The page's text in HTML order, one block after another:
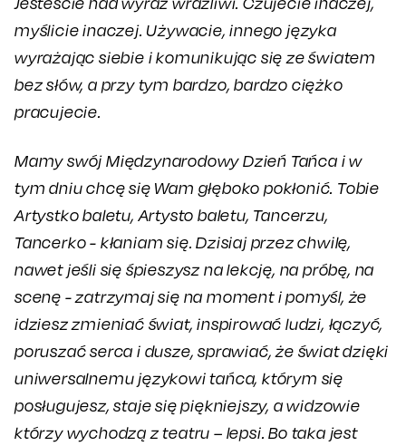
myślicie inaczej. Używacie, innego języka
wyrażając siebie i komunikując się ze światem
bez słów, a przy tym bardzo, bardzo ciężko
pracujecie.
Mamy swój Międzynarodowy Dzień Tańca i w
tym dniu chcę się Wam głęboko pokłonić. Tobie
Artystko baletu, Artysto baletu, Tancerzu,
Tancerko - kłaniam się. Dzisiaj przez chwilę,
nawet jeśli się śpieszysz na lekcję, na próbę, na
scenę - zatrzymaj się na moment i pomyśl, że
idziesz zmieniać świat, inspirować ludzi, łączyć,
poruszać serca i dusze, sprawiać, że świat dzięki
uniwersalnemu językowi tańca, którym się
posługujesz, staje się piękniejszy, a widzowie
którzy wychodzą z teatru – lepsi. Bo taka jest